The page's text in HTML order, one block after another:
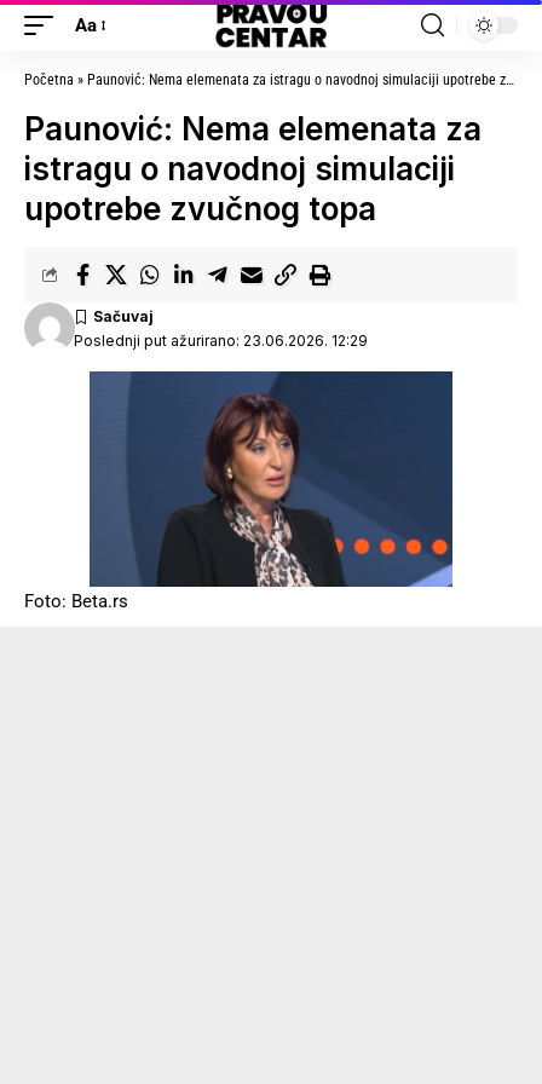
Aa
Početna » Paunović: Nema elemenata za istragu o navodnoj simulaciji upotrebe zvučnog topa
Paunović: Nema elemenata za
istragu o navodnoj simulaciji
upotrebe zvučnog topa
Poslednji put ažurirano: 23.06.2026. 12:29
Foto: Beta.rs